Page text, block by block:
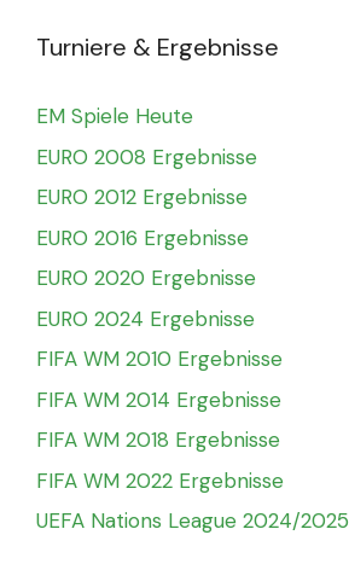
Turniere & Ergebnisse
EM Spiele Heute
EURO 2008 Ergebnisse
EURO 2012 Ergebnisse
EURO 2016 Ergebnisse
EURO 2020 Ergebnisse
EURO 2024 Ergebnisse
FIFA WM 2010 Ergebnisse
FIFA WM 2014 Ergebnisse
FIFA WM 2018 Ergebnisse
FIFA WM 2022 Ergebnisse
UEFA Nations League 2024/2025